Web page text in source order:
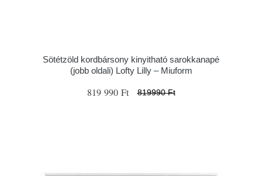
Sötétzöld kordbársony kinyitható sarokkanapé
(jobb oldali) Lofty Lilly – Miuform
819 990 Ft 819990 Ft